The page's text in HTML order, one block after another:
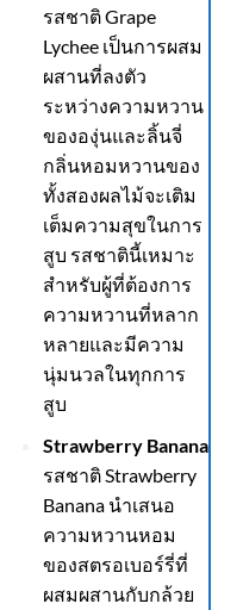
รสชาติ Grape
Lychee เป็นการผสม
ผสานที่ลงตัว
ระหว่างความหวาน
ขององุ่นและลิ้นจี่
กลิ่นหอมหวานของ
ทั้งสองผลไม้จะเติม
เต็มความสุขในการ
สูบ รสชาตินี้เหมาะ
สำหรับผู้ที่ต้องการ
ความหวานที่หลาก
หลายและมีความ
นุ่มนวลในทุกการ
สูบ
Strawberry Banana
รสชาติ Strawberry
Banana นำเสนอ
ความหวานหอม
ของสตรอเบอร์รี่ที่
ผสมผสานกับกล้วย